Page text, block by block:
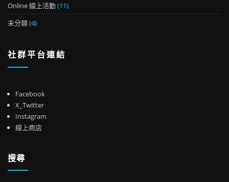
Online 線上活動(11)
未分類(4)
社群平台連結
Facebook
X_Twitter
Instagram
線上商店
搜尋